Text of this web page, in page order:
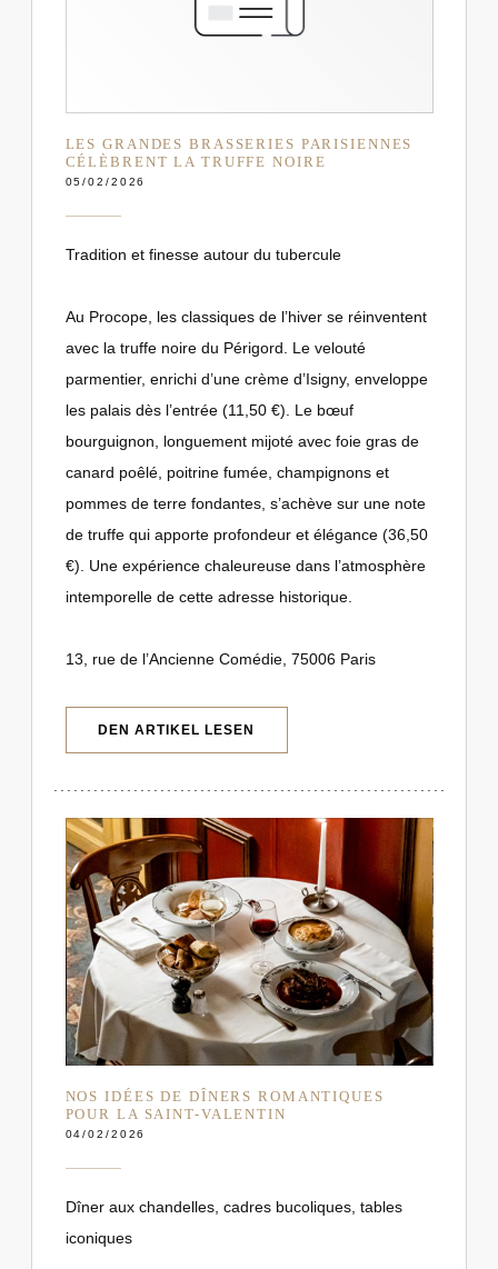
LES GRANDES BRASSERIES PARISIENNES
CÉLÈBRENT LA TRUFFE NOIRE
05/02/2026
Tradition et finesse autour du tubercule
Au Procope, les classiques de l’hiver se réinventent
avec la truffe noire du Périgord. Le velouté
parmentier, enrichi d’une crème d’Isigny, enveloppe
les palais dès l’entrée (11,50 €). Le bœuf
bourguignon, longuement mijoté avec foie gras de
canard poêlé, poitrine fumée, champignons et
pommes de terre fondantes, s’achève sur une note
de truffe qui apporte profondeur et élégance (36,50
€). Une expérience chaleureuse dans l’atmosphère
intemporelle de cette adresse historique.
13, rue de l’Ancienne Comédie, 75006 Paris
DEN ARTIKEL LESEN
NOS IDÉES DE DÎNERS ROMANTIQUES
POUR LA SAINT-VALENTIN
04/02/2026
Dîner aux chandelles, cadres bucoliques, tables
iconiques